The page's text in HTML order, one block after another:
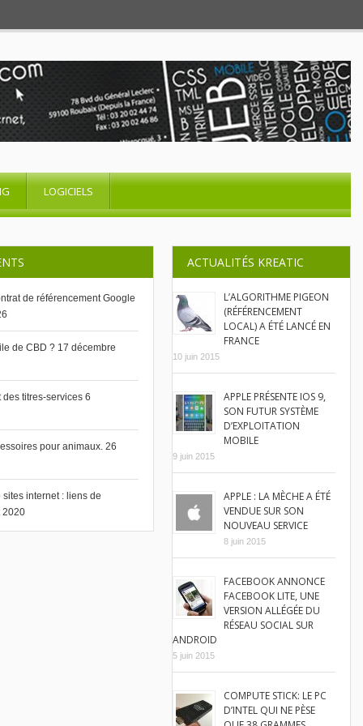
LOGICIELS
ACTUALITÉS KREATIC
L’ALGORITHME PIGEON
(RÉFÉRENCEMENT
LOCAL) A ÉTÉ LANCÉ EN
FRANCE
10 juin 2015
APPLE PRÉSENTE IOS 9,
SON FUTUR SYSTÈME
D’EXPLOITATION
MOBILE
9 juin 2015
APPLE : LA MÈCHE A ÉTÉ
VENDUE SUR SON
NOUVEAU SERVICE
8 juin 2015
FACEBOOK ANNONCE
FACEBOOK LITE, UNE
VERSION ALLÉGÉE DU
RÉSEAU SOCIAL SUR
ANDROID
5 juin 2015
COMPUTE STICK: LE PC
D’INTEL QUI NE PÈSE
de référencement Google
de CBD ? 17 décembre
des titres-services 6
pour animaux. 26
internet : liens de
2020